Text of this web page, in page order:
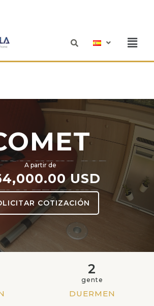
A partir de
USD
COTIZACIÓN
2
gente
DUERMEN